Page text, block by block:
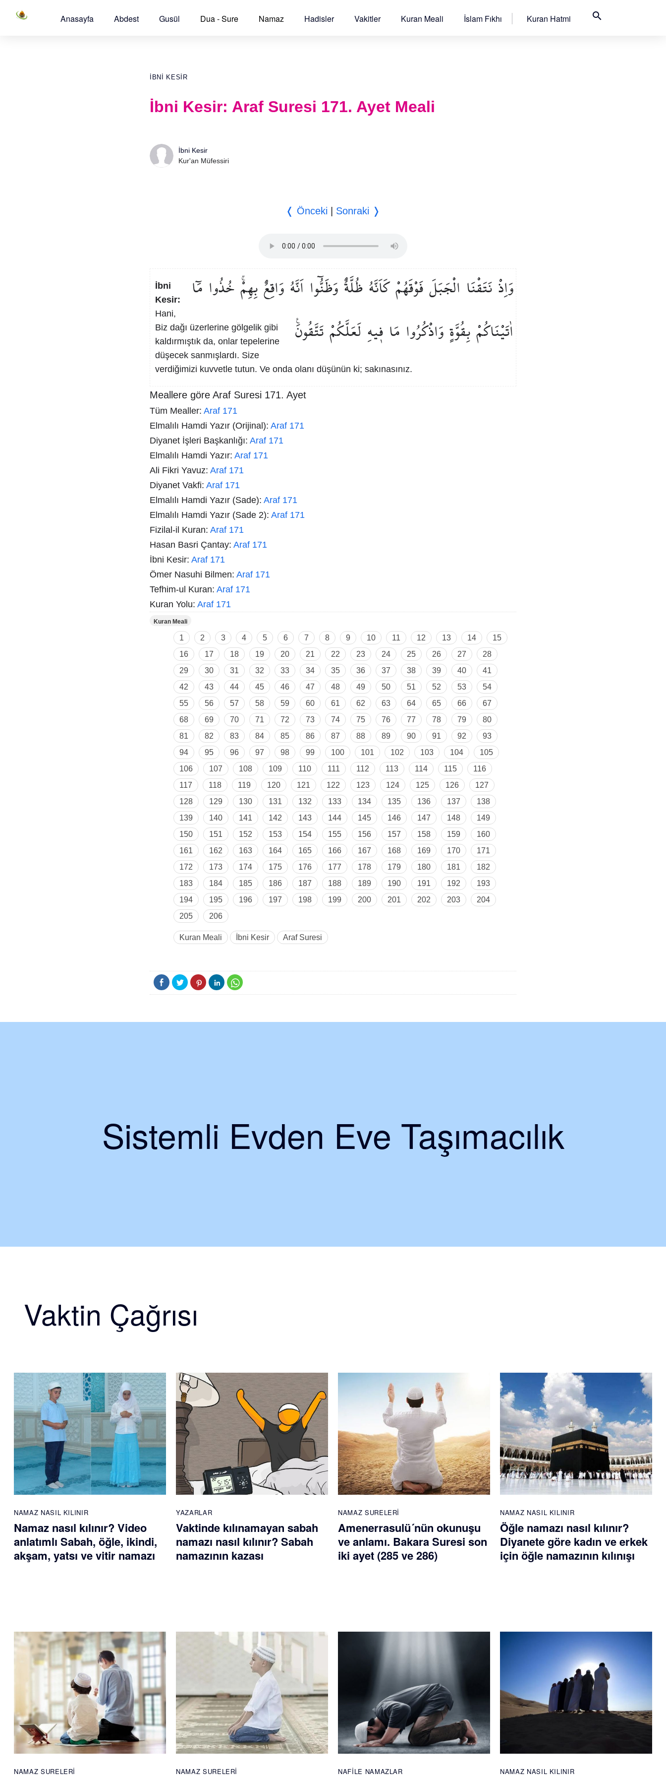
Anasayfa Abdest Gusül Dua - Sure Namaz Hadisler Vakitler Kuran Meali İslam Fıkhı Kuran Hatmi search
İBNI KESIR
İbni Kesir: Araf Suresi 171. Ayet Meali
İbni Kesir
Kur'an Müfessiri
❬ Önceki | Sonraki ❭
وَاِذْ نَتَقْنَا الْجَبَلَفَوْقَهُمْكَاَنَّهُ ظُلَّةٌوَظَنُّٓوا اَنَّهُ وَاقِعٌبِهِمْۚخُذُوا مَٓا
اٰتَيْنَاكُمْبِقُوَّةٍوَاذْكُرُوا مَا ف۪يهِ لَعَلَّكُمْتَتَّقُونَ۟
İbni
Kesir:
Hani,
Biz dağı üzerlerine gölgelik gibi
kaldırmıştık da, onlar tepelerine
düşecek sanmışlardı. Size
verdiğimizi kuvvetle tutun. Ve onda olanı düşünün ki; sakınasınız.
Meallere göre Araf Suresi 171. Ayet
Tüm Mealler: Araf 171
Elmalılı Hamdi Yazır (Orijinal): Araf 171
Diyanet İşleri Başkanlığı: Araf 171
Elmalılı Hamdi Yazır: Araf 171
Ali Fikri Yavuz: Araf 171
Diyanet Vakfi: Araf 171
Elmalılı Hamdi Yazır (Sade): Araf 171
Elmalılı Hamdi Yazır (Sade 2): Araf 171
Fizilal-il Kuran: Araf 171
Hasan Basri Çantay: Araf 171
İbni Kesir: Araf 171
Ömer Nasuhi Bilmen: Araf 171
Tefhim-ul Kuran: Araf 171
Kuran Yolu: Araf 171
Kuran Meali
1 2 3 4 5 6 7 8 9 10 11 12 13 14
15
16
17 18 19 20 21 22 23 24 25 26 27
28
29
30 31 32 33 34 35 36 37 38 39 40
41
42
43 44 45 46 47 48 49 50 51 52 53
54
55
56 57 58 59 60 61 62 63 64 65 66
67
68
69 70 71 72 73 74 75 76 77 78 79
80
81
82 83 84 85 86 87 88 89 90 91 92
93
94
95 96 97 98 99 100 101 102 103 104
105
106
107 108 109 110 111 112 113 114 115
116
117
118 119 120 121 122 123 124 125 126
127
128
129 130 131 132 133 134 135 136 137
138
139
140 141 142 143 144 145 146 147 148
149
150
151 152 153 154 155 156 157 158 159
160
161
162 163 164 165 166 167 168 169 170
171
172
173 174 175 176 177 178 179 180 181
182
183
184 185 186 187 188 189 190 191 192
193
194
195 196 197 198 199 200 201 202 203
204
205
206
Kuran Meali İbni Kesir Araf Suresi
Sistemli Evden Eve Taşımacılık
Vaktin Çağrısı
NAMAZ NASIL KILINIR
Namaz nasıl kılınır? Video
anlatımlı Sabah, öğle, ikindi,
akşam, yatsı ve vitir namazı
YAZARLAR
Vaktinde kılınamayan sabah
namazı nasıl kılınır? Sabah
namazının kazası
NAMAZ SURELERI
Amenerrasulü´nün okunuşu
ve anlamı. Bakara Suresi son
iki ayet (285 ve 286)
NAMAZ NASIL KILINIR
Öğle namazı nasıl kılınır?
Diyanete göre kadın ve erkek
için öğle namazının kılınışı
NAMAZ SURELERI NAMAZ SURELERI NAFILE NAMAZLAR NAMAZ NASIL KILINIR